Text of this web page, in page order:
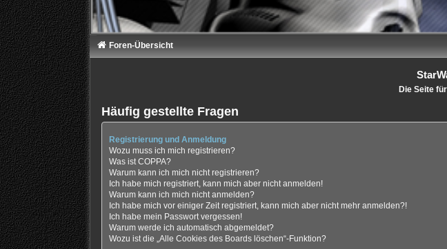
Foren-Übersicht
Die Seite
Häufig gestellte Fragen
Registrierung und Anmeldung
Wozu muss ich mich registrieren?
Was ist COPPA?
Warum kann ich mich nicht registrieren?
Ich habe mich registriert, kann mich aber nicht anmelden!
Warum kann ich mich nicht anmelden?
Ich habe mich vor einiger Zeit registriert, kann mich aber nicht mehr anmelden?!
Ich habe mein Passwort vergessen!
Warum werde ich automatisch abgemeldet?
Wozu ist die „Alle Cookies des Boards löschen“-Funktion?